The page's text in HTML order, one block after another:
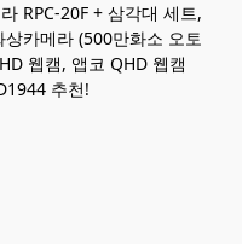
RPC-20F + 삼각대 세트,
카메라 (500만화소 오토
웹캠, 앱코 QHD 웹캠
추천!